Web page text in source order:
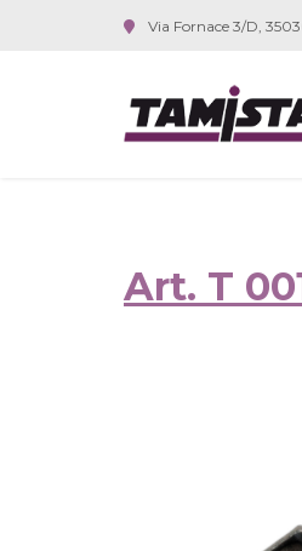
Via Fornace 3/D,
Art. T